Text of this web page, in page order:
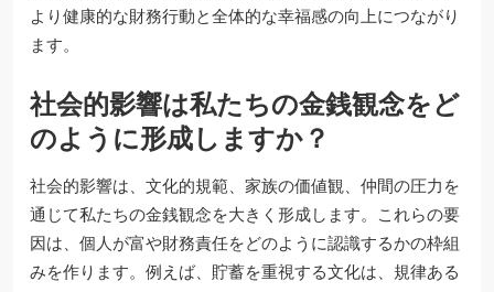
より健康的な財務行動と全体的な幸福感の向上につながり
ます。
社会的影響は私たちの金銭観念をど
のように形成しますか？
社会的影響は、文化的規範、家族の価値観、仲間の圧力を
通じて私たちの金銭観念を大きく形成します。これらの要
因は、個人が富や財務責任をどのように認識するかの枠組
みを作ります。例えば、貯蓄を重視する文化は、規律ある